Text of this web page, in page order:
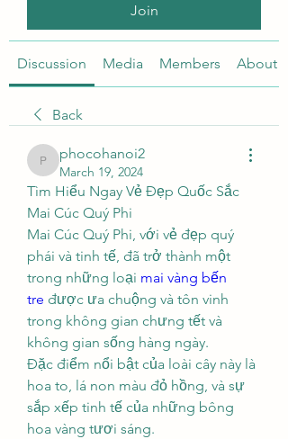
Join
Discussion Media Members About
Back
phocohanoi2
phocohanoi2
March 19, 2024
Tìm Hiểu Ngay Vẻ Đẹp Quốc Sắc
Mai Cúc Quý Phi
Mai Cúc Quý Phi, với vẻ đẹp quý
phái và tinh tế, đã trở thành một
trong những loại mai vàng bến
tre được ưa chuộng và tôn vinh
trong không gian chưng tết và
không gian sống hàng ngày.
Đặc điểm nổi bật của loài cây này là
hoa to, lá non màu đỏ hồng, và sự
sắp xếp tinh tế của những bông
hoa vàng tươi sáng.